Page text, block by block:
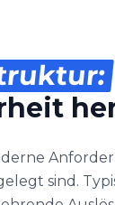
sind.